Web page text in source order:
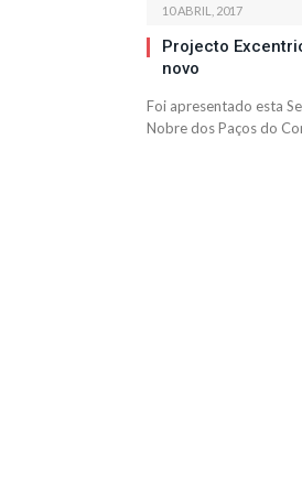
10 ABRIL, 2017
Projecto
novo
Foi apresentado esta
Nobre dos Paços do